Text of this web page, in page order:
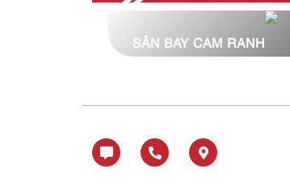
SÂN BAY CAM RANH